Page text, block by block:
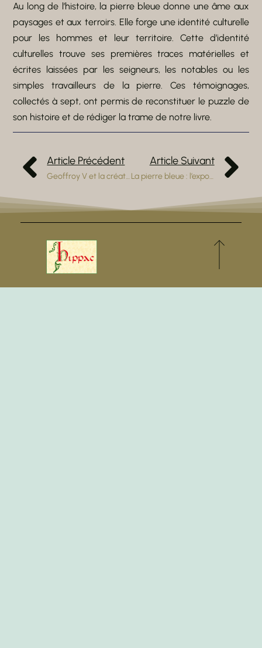
Au long de l’histoire, la pierre bleue donne une âme aux
paysages et aux terroirs. Elle forge une identité culturelle
pour les hommes et leur territoire. Cette d’identité
culturelles trouve ses premières traces matérielles et
écrites laissées par les seigneurs, les notables ou les
simples travailleurs de la pierre. Ces témoignages,
collectés à sept, ont permis de reconstituer le puzzle de
son histoire et de rédiger la trame de notre livre.
Article Précédent
Geoffroy V et la création de l’hôpital de la Trinité
Article Suivant
La pierre bleue : l’exposition d’octobre à Châteaubriant